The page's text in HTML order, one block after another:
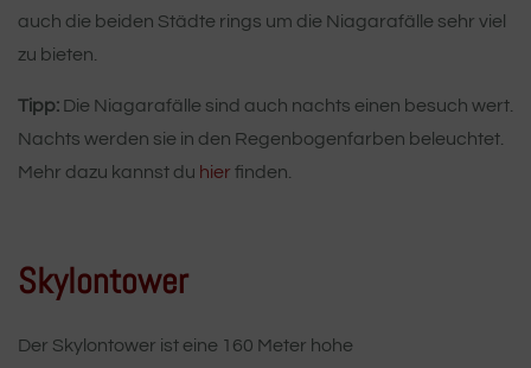
auch die beiden Städte rings um die Niagarafälle sehr viel
zu bieten.
Tipp: Die Niagarafälle sind auch nachts einen besuch wert.
Nachts werden sie in den Regenbogenfarben beleuchtet.
Mehr dazu kannst du hier finden.
Skylontower
Der Skylontower ist eine 160 Meter hohe